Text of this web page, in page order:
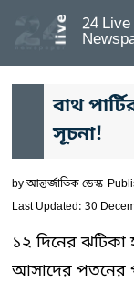
24 Live
বাথ
সূচনা!
byআন্তর্জাতিক ডেস্ক
Last Updated: 30
১২ দিনের ঝটিকা
আসাদের পতনের